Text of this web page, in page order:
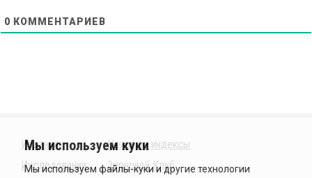
0 КОММЕНТАРИЕВ
Издания
Исследования
Ценовые индексы
Зерновой Клуб